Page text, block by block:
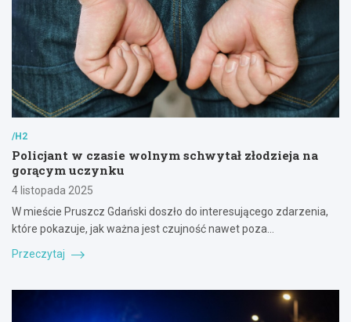
/H2
Policjant w czasie wolnym schwytał złodzieja na
gorącym uczynku
4 listopada 2025
W mieście Pruszcz Gdański doszło do interesującego zdarzenia,
które pokazuje, jak ważna jest czujność nawet poza…
Przeczytaj